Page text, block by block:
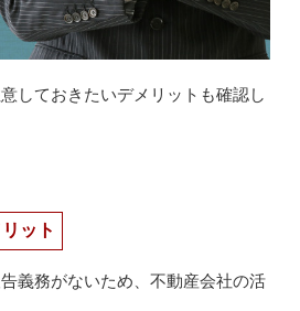
しておきたいデメリットも確認し
ット
義務がないため、不動産会社の活